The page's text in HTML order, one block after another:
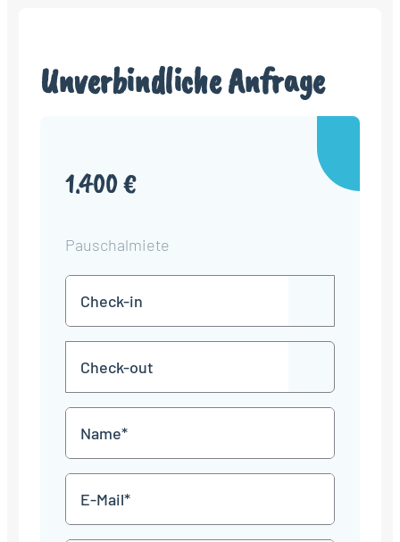
Unverbindliche Anfrage
1.400 €
Pauschalmiete
in
TT
Punkt
MM
JJJJ
TT
Punkt
MM
JJJJ
Mail